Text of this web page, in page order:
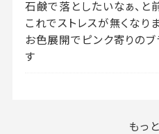
石鹸で落としたいなぁ、と
これでストレスが無くなり
お色展開でピンク寄りの
す
もっ